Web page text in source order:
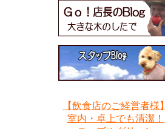
【飲食店のご経営者様】
室内・卓上でも清潔！